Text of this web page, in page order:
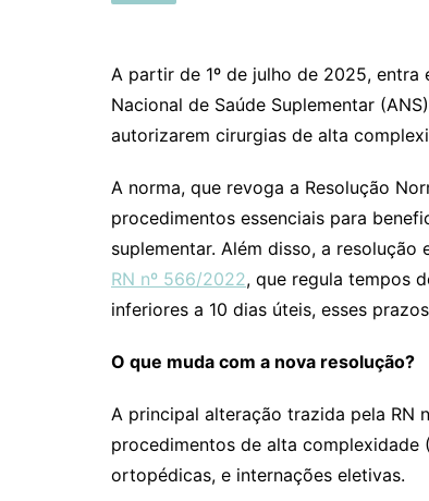
A partir de 1º de julho de 2025, entra
Nacional de Saúde Suplementar
autorizarem cirurgias de alta
A norma, que revoga a Resolução
procedimentos essenciais para
suplementar. Além disso, a
RN nº 566/2022, que regula tempos
inferiores a 10 dias úteis, esses
O que muda com a nova resolução?
A principal alteração trazida pela RN
procedimentos de alta complexidade
ortopédicas, e internações eletivas.